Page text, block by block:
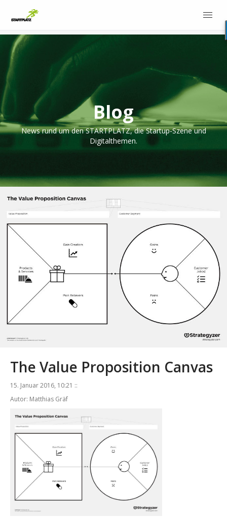
Blog
News rund um den STARTPLATZ, die Startup-Szene und
Digitalthemen.
The Value Proposition Canvas
15. Januar 2016, 10:21 ::
Autor: Matthias Gräf